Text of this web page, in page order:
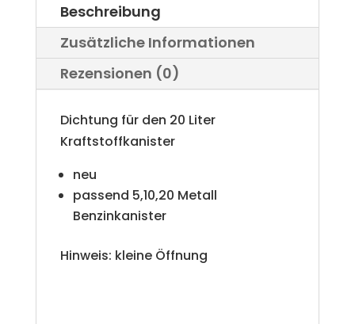
Beschreibung
Zusätzliche Informationen
Rezensionen (0)
Dichtung für den 20 Liter
Kraftstoffkanister
neu
passend 5,10,20 Metall
Benzinkanister
Hinweis: kleine Öffnung